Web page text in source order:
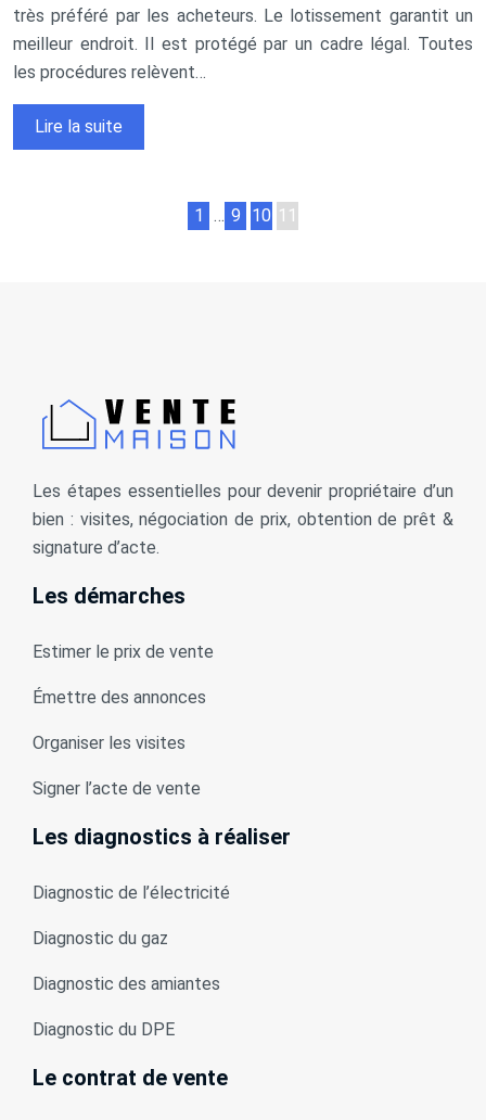
très préféré par les acheteurs. Le lotissement garantit un
meilleur endroit. Il est protégé par un cadre légal. Toutes
les procédures relèvent…
Lire la suite
1 … 9 10 11
Les étapes essentielles pour devenir propriétaire d’un
bien : visites, négociation de prix, obtention de prêt &
signature d’acte.
Les démarches
Estimer le prix de vente
Émettre des annonces
Organiser les visites
Signer l’acte de vente
Les diagnostics à réaliser
Diagnostic de l’électricité
Diagnostic du gaz
Diagnostic des amiantes
Diagnostic du DPE
Le contrat de vente